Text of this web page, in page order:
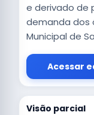
e derivado de
demanda dos
Municipal de
Acessar
Visão parcial